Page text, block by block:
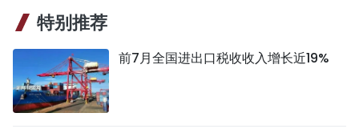
特别推荐
前7月全国进出口税收收入增长近19%